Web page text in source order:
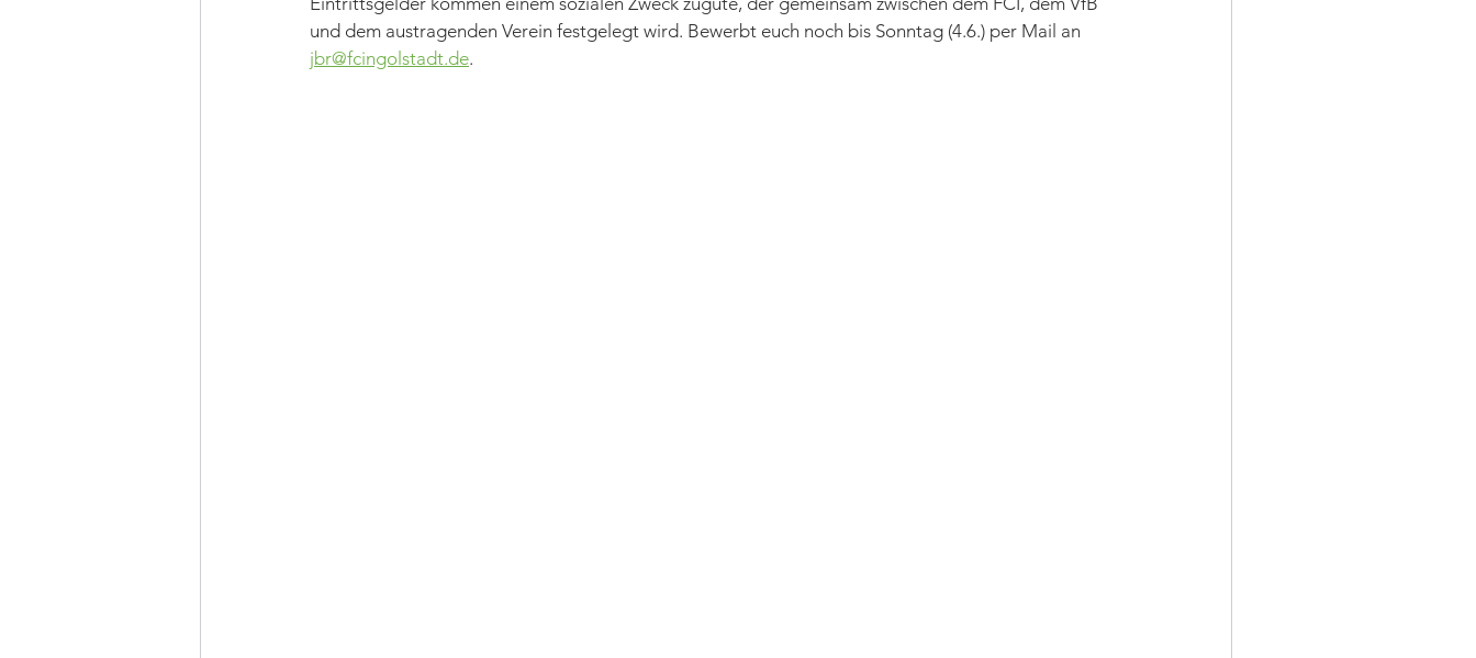
und dem austragenden Verein festgelegt wird. Bewerbt euch noch bis Sonntag (4.6.) per Mail an
jbr@fcingolstadt.de.